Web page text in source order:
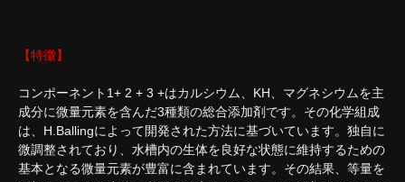
【特徴】
コンポーネント1+ 2 + 3 +はカルシウム、KH、マグネシウムを主
成分に微量元素を含んだ3種類の総合添加剤です。その化学組成
は、H.Ballingによって開発された方法に基づいています。独自に
微調整されており、水槽内の生体を良好な状態に維持するための
基本となる微量元素が豊富に含まれています。その結果、等量を